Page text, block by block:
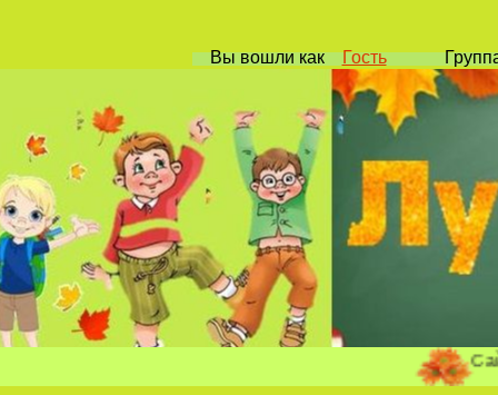
Вы вошликак Гость
Сайт